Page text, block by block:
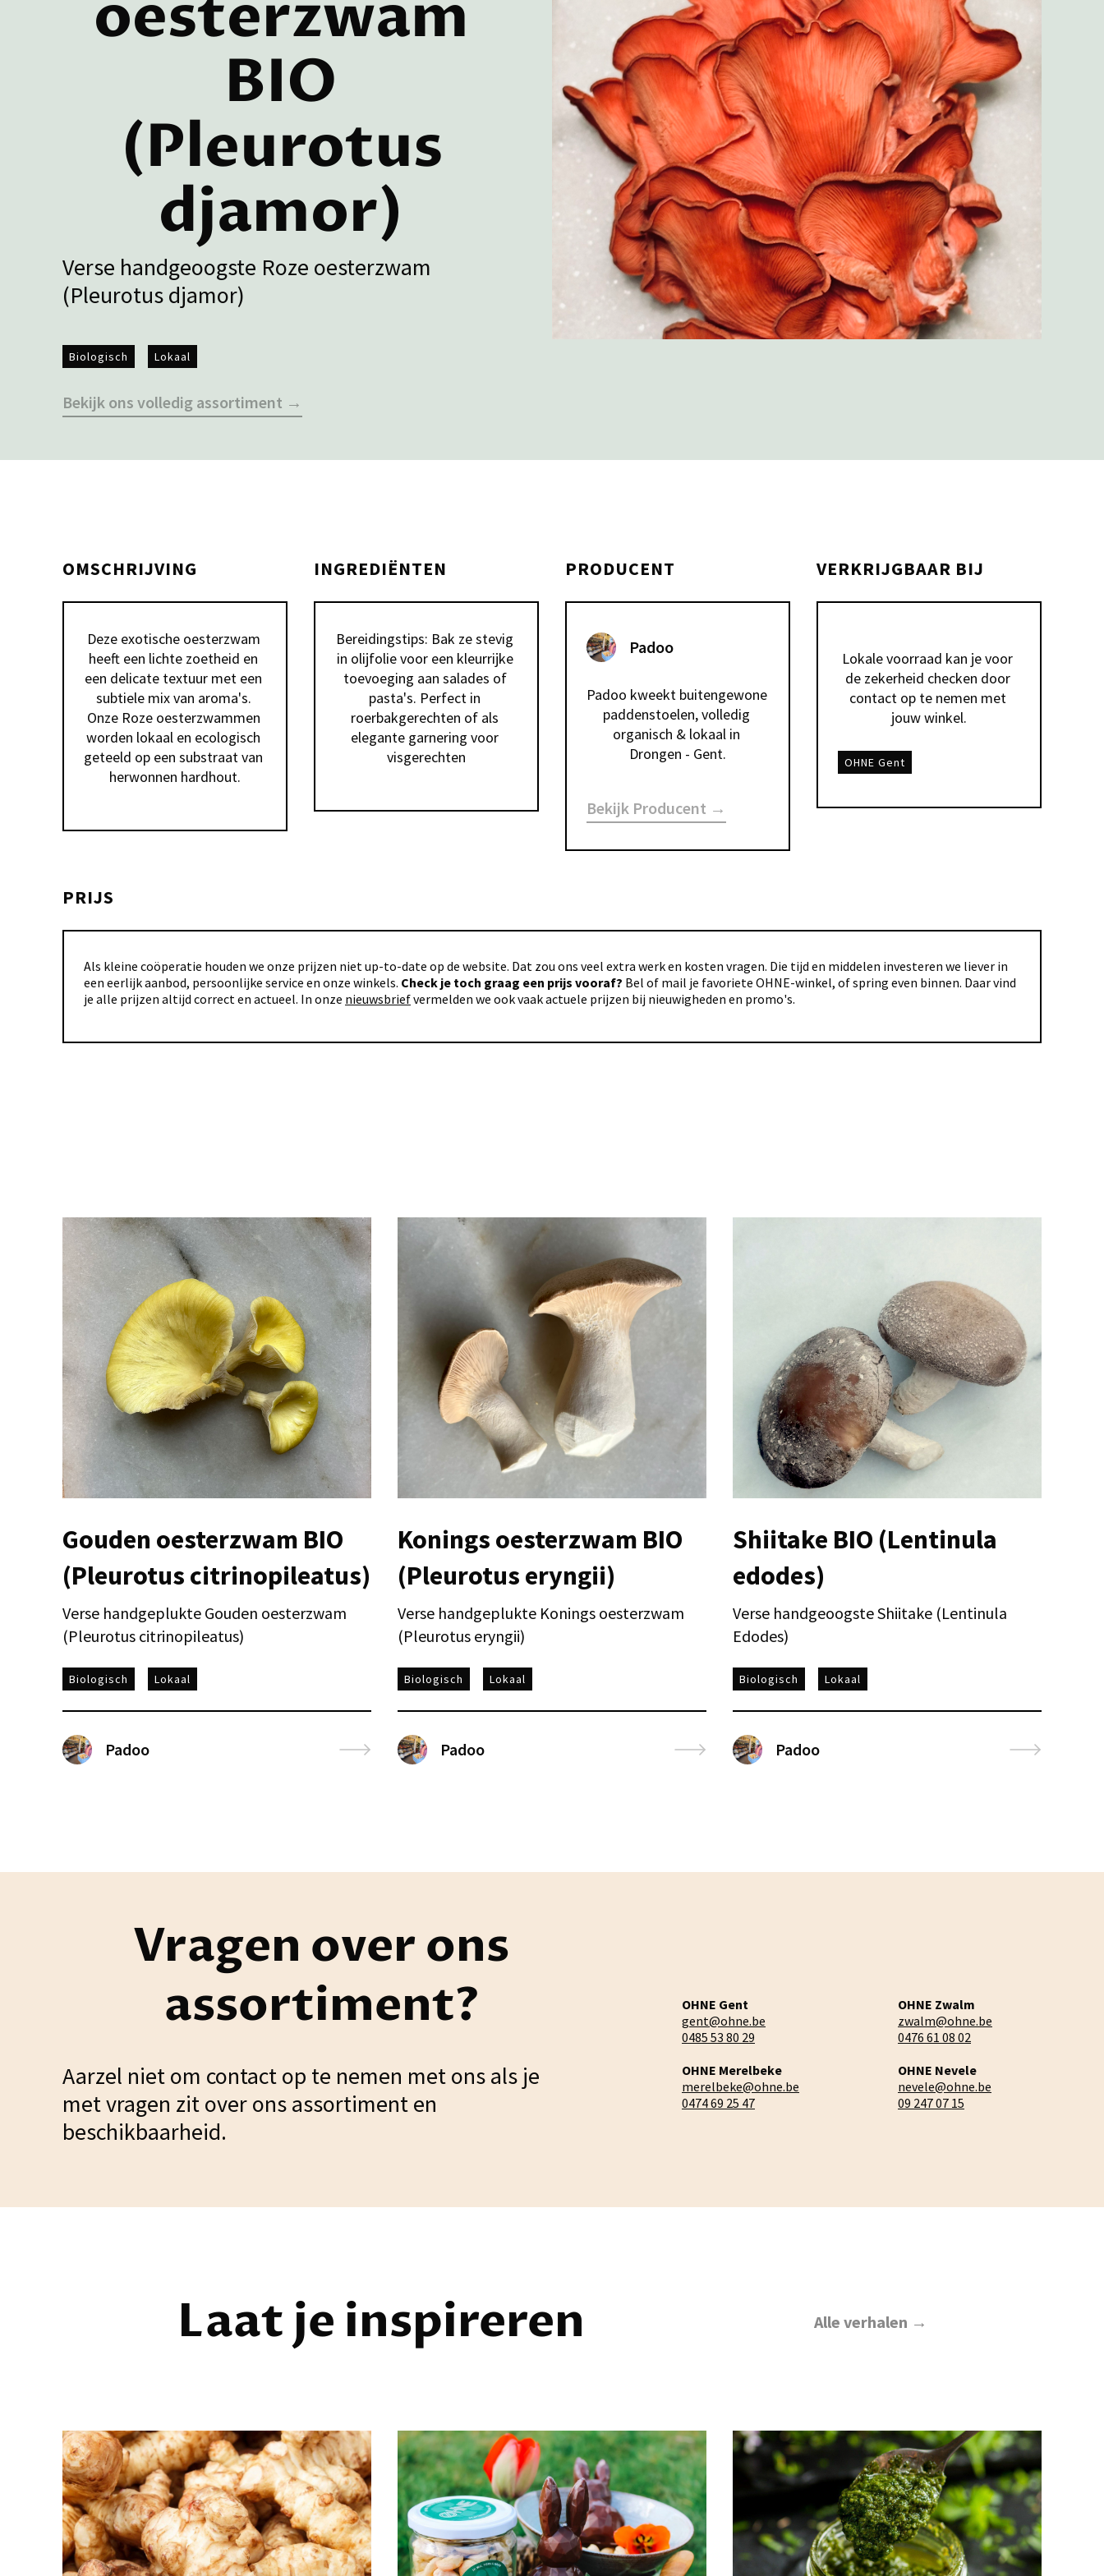
oesterzwam
BIO
(Pleurotus
djamor)
Verse handgeoogste Roze oesterzwam
(Pleurotus djamor)
Biologisch Lokaal
Bekijk ons volledig assortiment →
OMSCHRIJVING
Deze exotische oesterzwam
heeft een lichte zoetheid en
een delicate textuur met een
subtiele mix van aroma's.
Onze Roze oesterzwammen
worden lokaal en ecologisch
geteeld op een substraat van
INGREDIËNTEN
Bereidingstips: Bak ze stevig
in olijfolie voor een kleurrijke
toevoeging aan salades of
pasta's. Perfect in
roerbakgerechten of als
elegante garnering voor
PRODUCENT
Padoo
Padoo kweekt buitengewone
paddenstoelen, volledig
organisch & lokaal in
Drongen - Gent.
Bekijk Producent →
VERKRIJGBAAR BIJ
Lokale voorraad kan je voor
de zekerheid checken door
contact op te nemen met
jouw winkel.
OHNE Gent
PRIJS
Als kleine coöperatie houden we onze prijzen niet up-to-date op de website. Dat zou ons veel extra werk en kosten vragen. Die tijd en middelen investeren we liever in
een eerlijk aanbod, persoonlijke service en onze winkels. Check je toch graag een prijs vooraf? Bel of mail je favoriete OHNE-winkel, of spring even binnen. Daar vind
je alle prijzen altijd correct en actueel. In onze nieuwsbriefvermelden we ook vaak actuele prijzen bij nieuwigheden en promo's.
Gouden oesterzwam BIO
(Pleurotus citrinopileatus)
Verse handgeplukte Gouden oesterzwam
(Pleurotus citrinopileatus)
Biologisch Lokaal
Padoo
Konings oesterzwam BIO
(Pleurotus eryngii)
Verse handgeplukte Konings oesterzwam
(Pleurotus eryngii)
Biologisch Lokaal
Padoo
Shiitake BIO (Lentinula
edodes)
Verse handgeoogste Shiitake (Lentinula
Edodes)
Biologisch Lokaal
Padoo
Vragen over ons
assortiment?
Aarzel niet om contact op te nemen met ons als je
met vragen zit over ons assortiment en
beschikbaarheid.
OHNE Gent
gent@ohne.be
0485 53 80 29
OHNE Merelbeke
merelbeke@ohne.be
0474 69 25 47
OHNE Zwalm
zwalm@ohne.be
0476 61 08 02
OHNE Nevele
nevele@ohne.be
09 247 07 15
Laat je inspireren Alle verhalen →